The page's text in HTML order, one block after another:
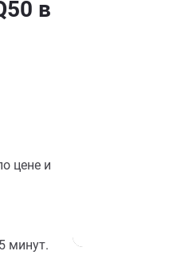
в
цене и
минут.